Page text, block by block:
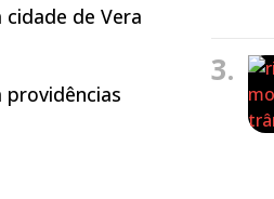
de Vera
3.